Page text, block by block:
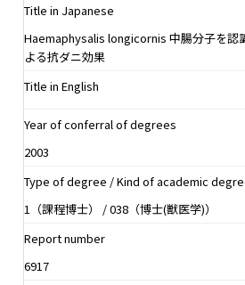
Title in Japanese
Haemaphysalis longicornis 中腸分子を認
よる抗ダニ効果
Title in English
Year of conferral of degrees
2003
Type of degree / Kind of academic
1（課程博士） / 038（博士(獣医学)）
Report number
6917